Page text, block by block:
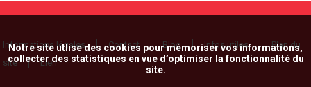
Informations légales Contact Blog Infos utiles
Plan du
site
Lien
Notre site utlise des cookies pour mémoriser vos informations,
collecter des statistiques en vue d’optimiser la fonctionnalité du
site.